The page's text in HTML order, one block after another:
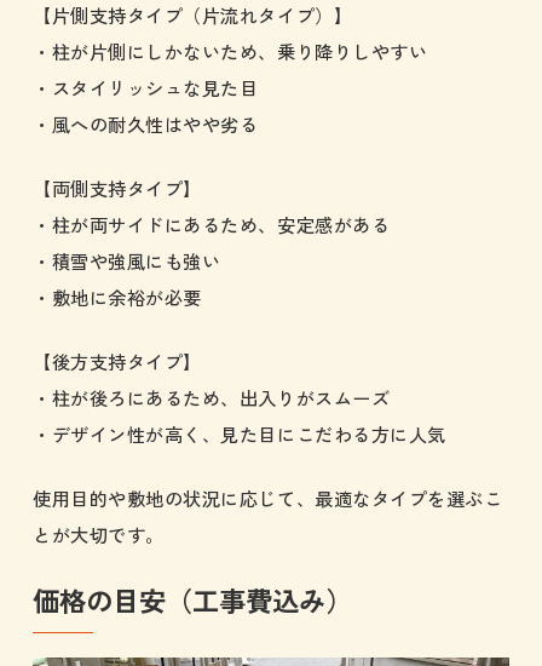
【片側支持タイプ（片流れタイプ）】
・柱が片側にしかないため、乗り降りしやすい
・スタイリッシュな見た目
・風への耐久性はやや劣る
【両側支持タイプ】
・柱が両サイドにあるため、安定感がある
・積雪や強風にも強い
・敷地に余裕が必要
【後方支持タイプ】
・柱が後ろにあるため、出入りがスムーズ
・デザイン性が高く、見た目にこだわる方に人気
使用目的や敷地の状況に応じて、最適なタイプを選ぶこ
とが大切です。
価格の目安（工事費込み）